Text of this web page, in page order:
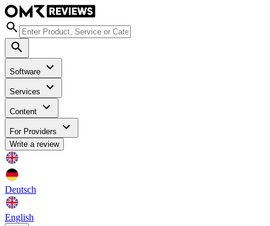
Software
Services
Content
For Providers
Write a review
Deutsch
English